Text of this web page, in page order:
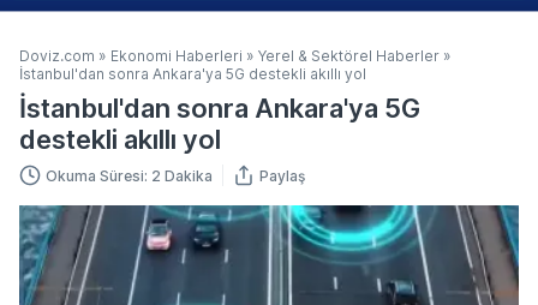
Doviz.com » Ekonomi Haberleri » Yerel & Sektörel Haberler »
İstanbul'dan sonra Ankara'ya 5G destekli akıllı yol
İstanbul'dan sonra Ankara'ya 5G
destekli akıllı yol
Okuma Süresi: 2 Dakika Paylaş